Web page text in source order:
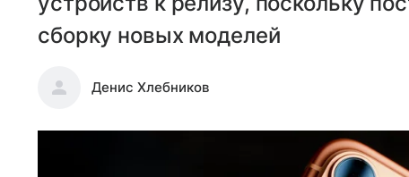
сборку новых моделей
Денис Хлебников